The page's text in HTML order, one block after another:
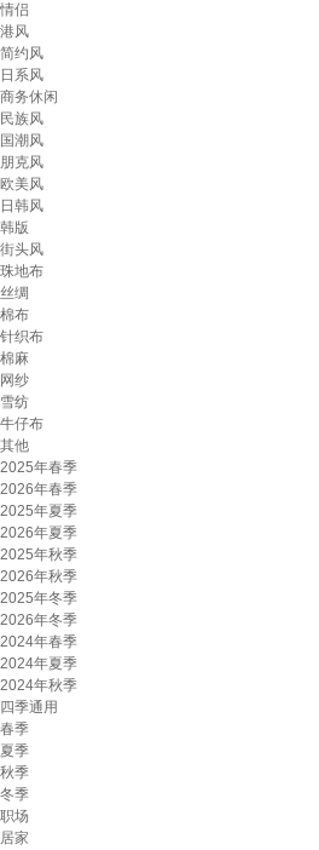
情侣
港风
简约风
日系风
商务休闲
民族风
国潮风
朋克风
欧美风
日韩风
韩版
街头风
珠地布
丝绸
棉布
针织布
棉麻
网纱
雪纺
牛仔布
其他
2025年春季
2026年春季
2025年夏季
2026年夏季
2025年秋季
2026年秋季
2025年冬季
2026年冬季
2024年春季
2024年夏季
2024年秋季
四季通用
春季
夏季
秋季
冬季
职场
居家